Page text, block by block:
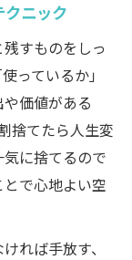
ニック
すものをしっ
っているか」
価値がある
捨てたら人生変
に捨てるので
で心地よい空
れば手放す、